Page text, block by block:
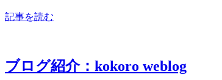
記事を読む
ブログ紹介：kokoro weblog